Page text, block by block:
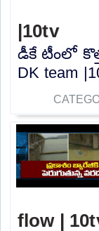
|10tv
డీకే టీంలో
DK team
flow |